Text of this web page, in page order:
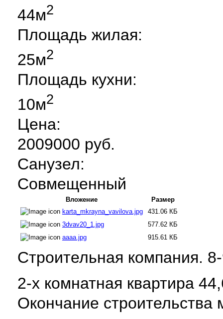
44м2
Площадь жилая:
25м2
Площадь кухни:
10м2
Цена:
2009000 руб.
Санузел:
Совмещенный
Вложение
Размер
karta_mkrayna_vavilova.jpg
431.06 КБ
3dvav20_1.jpg
577.62 КБ
aaaa.jpg
915.61 КБ
Строительная компания.
2-х комнатная квартира
Окончание строительства